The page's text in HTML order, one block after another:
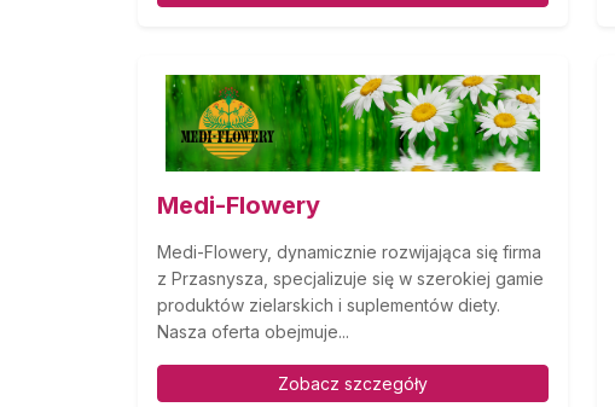
Medi-Flowery
Medi-Flowery, dynamicznie rozwijająca się firma
z Przasnysza, specjalizuje się w szerokiej gamie
produktów zielarskich i suplementów diety.
Nasza oferta obejmuje...
Zobacz szczegóły